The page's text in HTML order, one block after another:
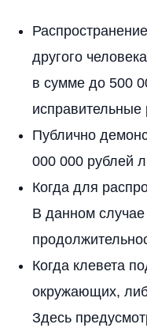
другого
в сумме до 500
Публично
000 000 рублей
Когда для
В данном
Когда клевета
окружающих,
Здесь